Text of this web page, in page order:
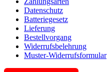
Datenschutz
Batteriegesetz
Lieferung
Bestellvorgang
Widerrufsbelehrung
Muster-Widerrufsformular